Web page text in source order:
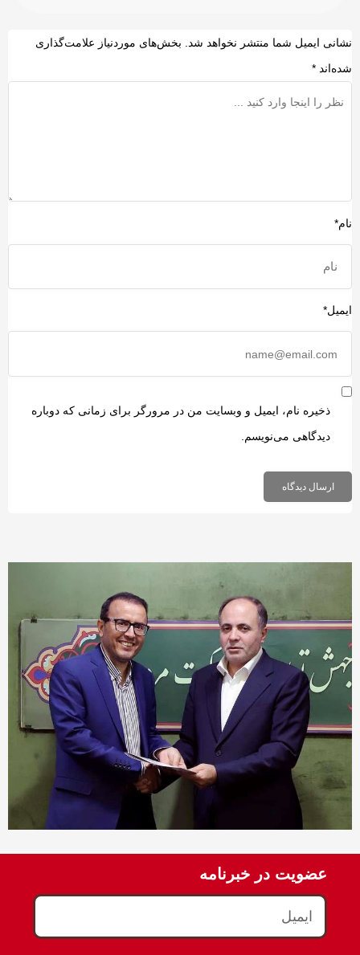
محصولات ممکن است با افزایش قیمت، تغییر
روبه‌رو شود.
ایمیل شما منتشر نخواهد شد. بخش‌های موردنیاز علامت‌گذاری
*
ذخیره نام، ایمیل و وبسایت من در مرورگر برای زمانی که دوباره
دیدگاهی می‌نویسم.
عضویت در خبرنامه